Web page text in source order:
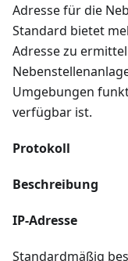
Adresse für die
Standard bietet
Adresse zu
Umgebungen
verfügbar ist.
Protokoll
Beschreibung
IP-Adresse
Standardmäßig